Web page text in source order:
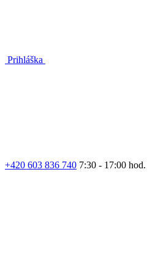
Prihláška
+420 603 836 740 7:30 - 17:00 hod.